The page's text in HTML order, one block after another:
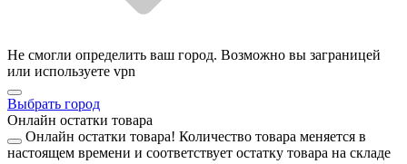
Не смогли определить ваш город. Возможно вы заграницей
или используете vpn
Выбрать город
Онлайн остатки товара
Онлайн остатки товара! Количество товара меняется в
настоящем времени и соответствует остатку товара на складе